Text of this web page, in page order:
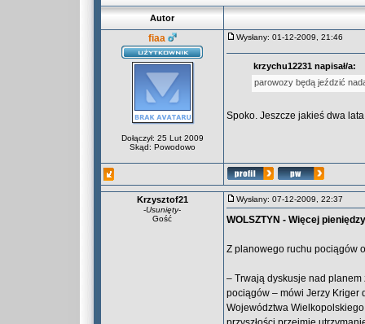
Autor
fiaa
Dołączył: 25 Lut 2009
Skąd: Powodowo
Wysłany: 01-12-2009, 21:46
krzychu12231 napisał/a:
parowozy będą jeździć
Spoko. Jeszcze jakieś dwa
Krzysztof21
-Usunięty-
Gość
Wysłany: 07-12-2009, 22:37
WOLSZTYN - Więcej
Z planowego ruchu pociągów
– Trwają dyskusje nad
pociągów – mówi Jerzy Kriger
Województwa